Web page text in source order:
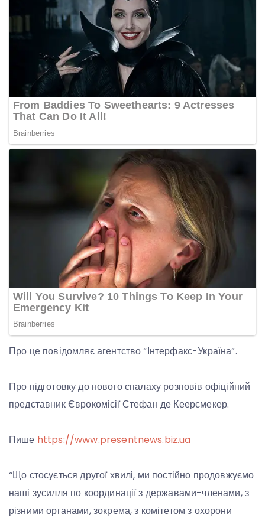
Про це повідомляє агентство “Інтерфакс-Україна”.
Про підготовку до нового спалаху розповів офіційний
представник Єврокомісії Стефан де Кеерсмекер.
Пише https://www.presentnews.biz.ua
“Що стосується другої хвилі, ми постійно продовжуємо
наші зусилля по координації з державами-членами, з
різними органами, зокрема, з комітетом з охорони